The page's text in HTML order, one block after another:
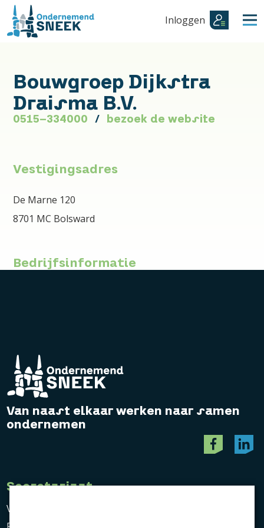
Inloggen
Bouwgroep Dijkstra
Draisma B.V.
0515-334000 bezoek de website
Vestigingsadres
De Marne 120
8701 MC Bolsward
Bedrijfsinformatie
Van naast elkaar werken naar samen
ondernemen
Secretariaat
Vereniging Ondernemend Sneek